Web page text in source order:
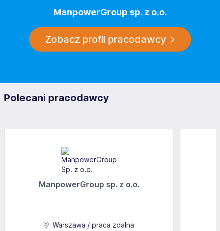
ManpowerGroup sp. z o.o.
Zobacz profil pracodawcy
Polecani pracodawcy
ManpowerGroup sp. z o.o.
Warszawa / praca zdalna